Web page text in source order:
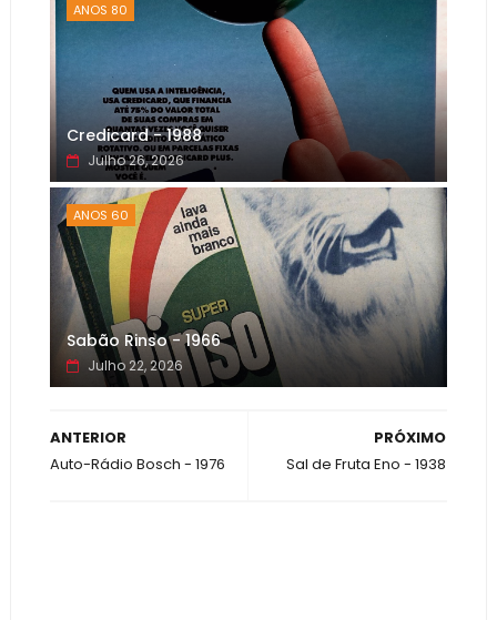
ANOS 80
Credicard - 1988
Julho 26, 2026
ANOS 60
Sabão Rinso - 1966
Julho 22, 2026
PRÓXIMO
Sal de Fruta Eno - 1938
ANTERIOR
Auto-Rádio Bosch - 1976